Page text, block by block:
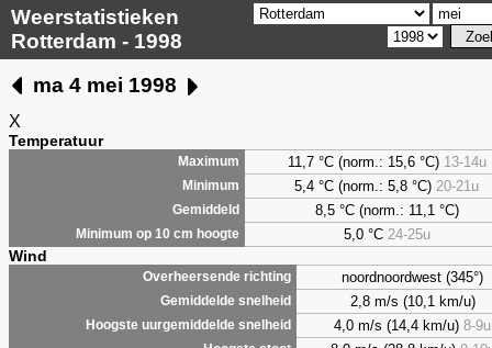
Weerstatistieken
Rotterdam - 1998
ma 4 mei 1998
X
Temperatuur
Maximum 11,7 °C (norm.: 15,6 °C) 13-14u
Minimum 5,4 °C (norm.: 5,8 °C) 20-21u
Gemiddeld 8,5°C (norm.: 11,1 °C)
Minimum op 10 cm hoogte 5,0°C 24-25u
Wind
Overheersende richting noordnoordwest (345°)
Gemiddelde snelheid 2,8 m/s (10,1 km/u)
Hoogste uurgemiddelde snelheid 4,0 m/s (14,4 km/u) 8-9u